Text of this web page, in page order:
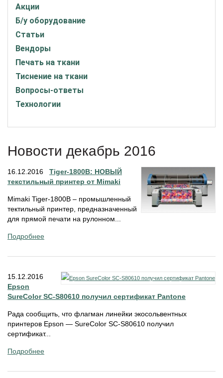
Акции
Б/у оборудование
Статьи
Вендоры
Печать на ткани
Тиснение на ткани
Вопросы-ответы
Технологии
Новости декабрь 2016
16.12.2016 Tiger-1800B: НОВЫЙ
текстильный принтер от Mimaki
Mimaki Tiger-1800B – промышленный
тектильный принтер, предназначенный
для прямой печати на рулонном...
Подробнее
15.12.2016
Epson
SureColor SC-S80610 получил сертификат Pantone
Рада сообщить, что флагман линейки экосольвентных
принтеров Epson — SureColor SC-S80610 получил
сертификат...
Подробнее